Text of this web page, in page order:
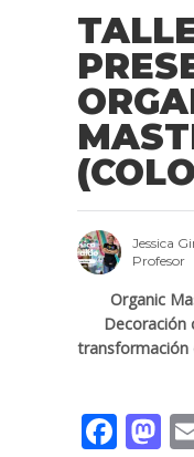
Jessica
Profesor
Organic
Decoración
transformación